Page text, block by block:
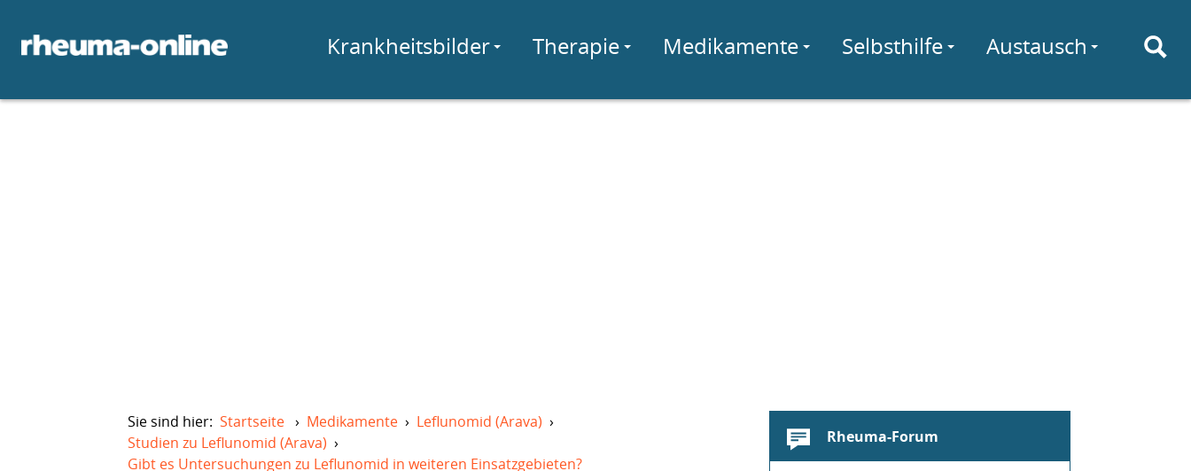
Krankheitsbilder Therapie Medikamente Selbsthilfe Austausch
Sie sind hier: Startseite › Medikamente › Leflunomid (Arava) ›
Studien zu Leflunomid (Arava) ›
Gibt es Untersuchungen zu Leflunomid in weiteren Einsatzgebieten?
Rheuma-Forum